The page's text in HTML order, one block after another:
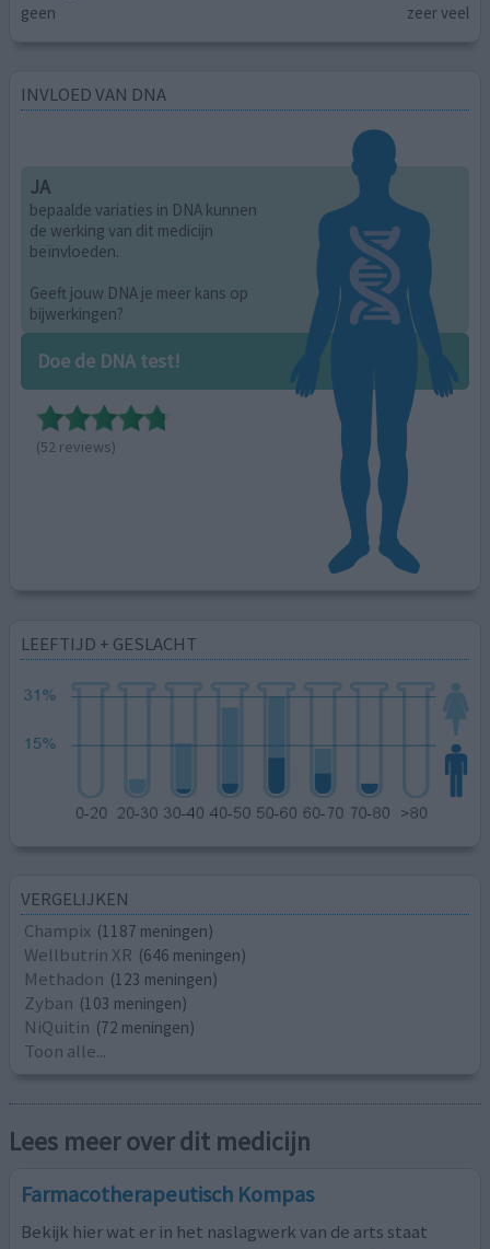
geen zeer veel
INVLOED VAN DNA
JA
bepaalde variaties in DNA kunnen
de werking van dit medicijn
beïnvloeden.
Geeft jouw DNA je meer kans op
bijwerkingen?
Doe de DNA test!
(52 reviews)
LEEFTIJD + GESLACHT
VERGELIJKEN
Champix (1187 meningen)
Wellbutrin XR (646 meningen)
Methadon (123 meningen)
Zyban (103 meningen)
NiQuitin (72 meningen)
Toon alle...
Lees meer over dit medicijn
Farmacotherapeutisch Kompas
Bekijk hier wat er in het naslagwerk van de arts staat